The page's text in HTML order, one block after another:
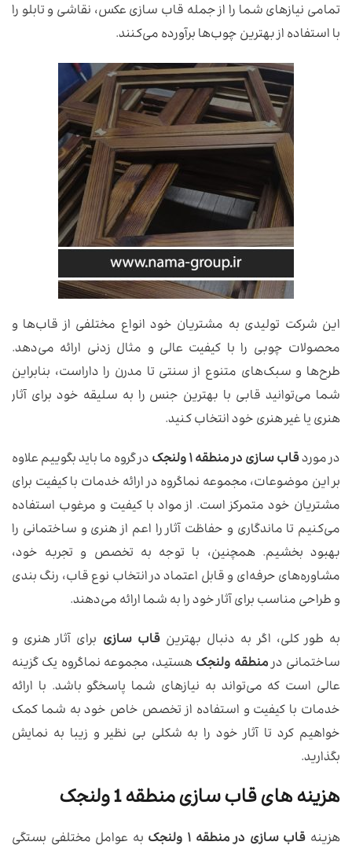
تمامی نیازهای شما را از جمله قاب سازی عکس، نقاشی و تابلو را
با استفاده از بهترین چوب‌ها برآورده می‌کنند.
این شرکت تولیدی به مشتریان خود انواع مختلفی از قاب‌ها و
محصولات چوبی را با کیفیت عالی و مثال زدنی ارائه می‌دهد.
طرح‌ها و سبک‌های متنوع از سنتی تا مدرن را داراست، بنابراین
شما می‌توانید قابی با بهترین جنس را به سلیقه خود برای آثار
هنری یا غیر هنری خود انتخاب کنید.
در موردقاب سازی در منطقه ۱ ولنجک
در گروه ما باید بگوییم علاوه
بر این موضوعات، مجموعه نماگروه در ارائه خدمات با کیفیت برای
مشتریان خود متمرکز است. از مواد با کیفیت و مرغوب استفاده
می‌کنیم تا ماندگاری و حفاظت آثار را اعم از هنری و ساختمانی را
بهبود بخشیم. همچنین، با توجه به تخصص و تجربه خود،
مشاوره‌های حرفه‌ای و قابل اعتماد در انتخاب نوع قاب، رنگ بندی
و طراحی مناسب برای آثار خود را به شما ارائه می‌دهند.
به طور کلی، اگر به دنبال بهترینقاب سازی برای آثار هنری و
ساختمانی درمنطقه ولنجک هستید، مجموعه نماگروه یک گزینه
عالی است که می‌تواند به نیازهای شما پاسخگو باشد. با ارائه
خدمات با کیفیت و استفاده از تخصص خاص خود به شما کمک
خواهیم کرد تا آثار خود را به شکلی بی نظیر و زیبا به نمایش
بگذارید.
هزینه های قاب سازی منطقه 1 ولنجک
هزینه قاب سازی در منطقه ۱ ولنجک به عوامل مختلفی بستگی